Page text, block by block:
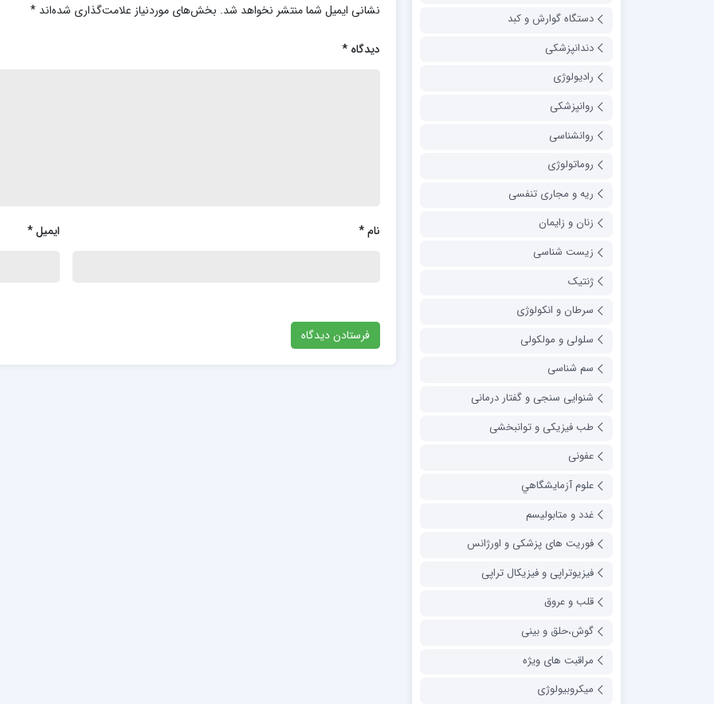
نشانی ایمیل شما منتشر نخواهد شد. بخش‌های موردنیاز علامت‌گذاری شده‌اند*
دیدگاه*
نام* ایمیل*
دستگاه گوارش و کبد
دندانپزشکی
رادیولوژی
روانپزشکی
روانشناسی
روماتولوژی
ریه و مجاری تنفسی
زنان و زایمان
زیست شناسی
ژنتیک
سرطان و انکولوژی
سلولی و مولکولی
سم شناسی
شنوایی سنجی و گفتار درمانی
طب فیزیکی و توانبخشی
عفونی
علوم آزمايشگاهي
غدد و متابولیسم
فوریت های پزشکی و اورژانس
فیزیوتراپی و فیزیکال تراپی
قلب و عروق
گوش،حلق و بینی
مراقبت های ویژه
میکروبیولوژی